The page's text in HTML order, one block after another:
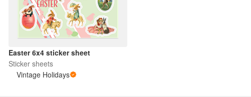
Easter 6x4 sticker sheet
Sticker sheets
Vintage Holidays